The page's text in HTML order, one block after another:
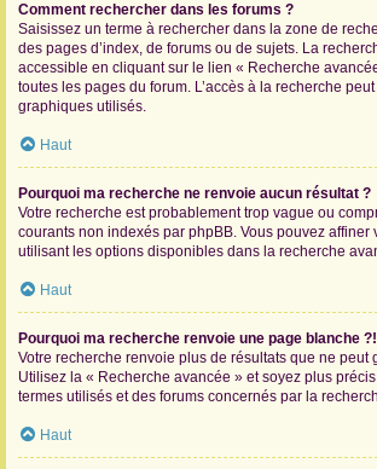
Comment rechercher dans les forums ?
Saisissez un terme à rechercher dans la zone de
des pages d’index, de forums ou de sujets. La
accessible en cliquant sur le lien « Recherche
toutes les pages du forum. L’accès à la recherche
graphiques utilisés.
Haut
Pourquoi ma recherche ne renvoie aucun résultat ?
Votre recherche est probablement trop vague ou
courants non indexés par phpBB. Vous pouvez affiner
utilisant les options disponibles dans la recherche
Haut
Pourquoi ma recherche renvoie une page blanche ?!
Votre recherche renvoie plus de résultats que ne peut
Utilisez la « Recherche avancée » et soyez plus
termes utilisés et des forums concernés par la
Haut